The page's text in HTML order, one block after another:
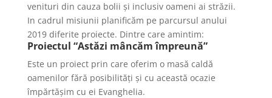
venituri din cauza bolii și inclusiv oameni ai străzii.
In cadrul misiunii planificăm pe parcursul anului
2019 diferite proiecte. Dintre care amintim:
Proiectul “Astăzi mâncăm împreună”
Este un proiect prin care oferim o masă caldă
oamenilor fără posibilități și cu această ocazie
împărtășim cu ei Evanghelia.